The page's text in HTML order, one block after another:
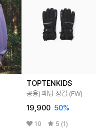
TOPTENKIDS
공용) 패딩 장갑 (FW)
19,900 50%
10 5 (1)